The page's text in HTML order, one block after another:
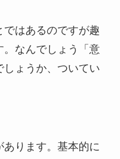
はあるのですが趣
なんでしょう「意
ょうか、ついてい
ります。基本的に